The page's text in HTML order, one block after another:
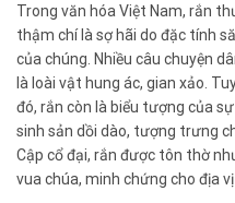
Trong văn hóa Việt Nam, rắn
thậm chí là sợ hãi do đặc tính
của chúng. Nhiều câu chuyện
là loài vật hung ác, gian xảo.
đó, rắn còn là biểu tượng của
sinh sản dồi dào, tượng trưng
Cập cổ đại, rắn được tôn thờ
vua chúa, minh chứng cho địa